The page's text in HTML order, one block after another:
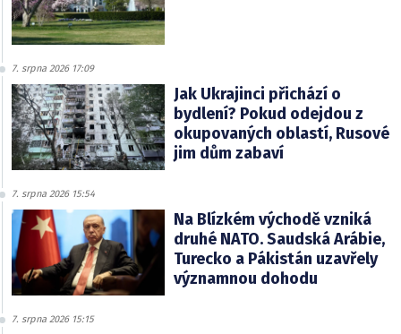
7. srpna 2026 17:09
Jak Ukrajinci přichází o
bydlení? Pokud odejdou z
okupovaných oblastí, Rusové
jim dům zabaví
7. srpna 2026 15:54
Na Blízkém východě vzniká
druhé NATO. Saudská Arábie,
Turecko a Pákistán uzavřely
významnou dohodu
7. srpna 2026 15:15